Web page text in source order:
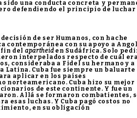
sido una conducta concreta y
defendiendo el principio de
de ser Humanos, con hache
contemporánea con su apoyo a
fin del apartheid en Sudáfrica. Solo
interpelados respecto de cuál
consideraba a Fidel su hermano y a
Latina. Cuba fue siempre un baluarte
aplicar en los países
Cuba hizo su mejor
de este continente. Y fue un
Allá se formaron combatientes,
luchas. Y Cuba pagó costos no
en su obligación